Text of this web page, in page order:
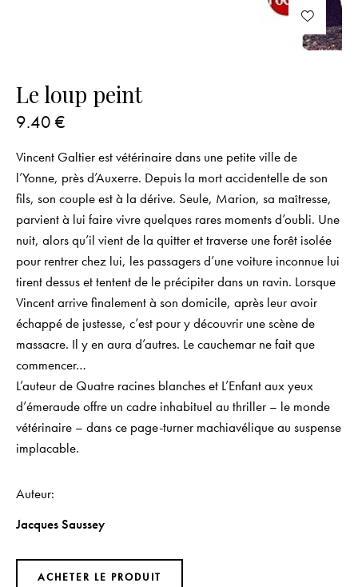
Le loup peint
9.40 €
Vincent Galtier est vétérinaire dans une petite ville de
l’Yonne, près d’Auxerre. Depuis la mort accidentelle de son
fils, son couple est à la dérive. Seule, Marion, sa maîtresse,
parvient à lui faire vivre quelques rares moments d’oubli. Une
nuit, alors qu’il vient de la quitter et traverse une forêt isolée
pour rentrer chez lui, les passagers d’une voiture inconnue lui
tirent dessus et tentent de le précipiter dans un ravin. Lorsque
Vincent arrive finalement à son domicile, après leur avoir
échappé de justesse, c’est pour y découvrir une scène de
massacre. Il y en aura d’autres. Le cauchemar ne fait que
commencer…
L’auteur deQuatre racines blancheset L’Enfant aux yeux
d’émeraudeoffre un cadre inhabituel au thriller – le monde
vétérinaire – dans ce page-turner machiavélique au suspense
implacable.
Auteur
Jacques Saussey
ACHETER LE PRODUIT